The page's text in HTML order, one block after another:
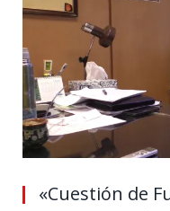
«Cuestión de